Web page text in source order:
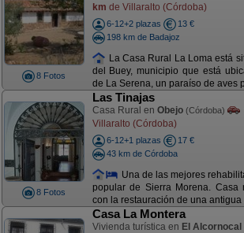
8 Fotos
km de Villaralto (Córdoba)
6-12+2 plazas
13 €
198 km de Badajoz
La Casa Rural La Loma está
del Buey, municipio que está
de La Serena, un paraíso de aves
8 Fotos
Las Tinajas
Casa Rural en Obejo (Córdoba)
Villaralto (Córdoba)
6-12+1 plazas
17 €
43 km de Córdoba
Una de las mejores
popular de Sierra Morena. Casa
con la restauración de una antigua
Casa La Montera
Vivienda turística en El Alcornocal